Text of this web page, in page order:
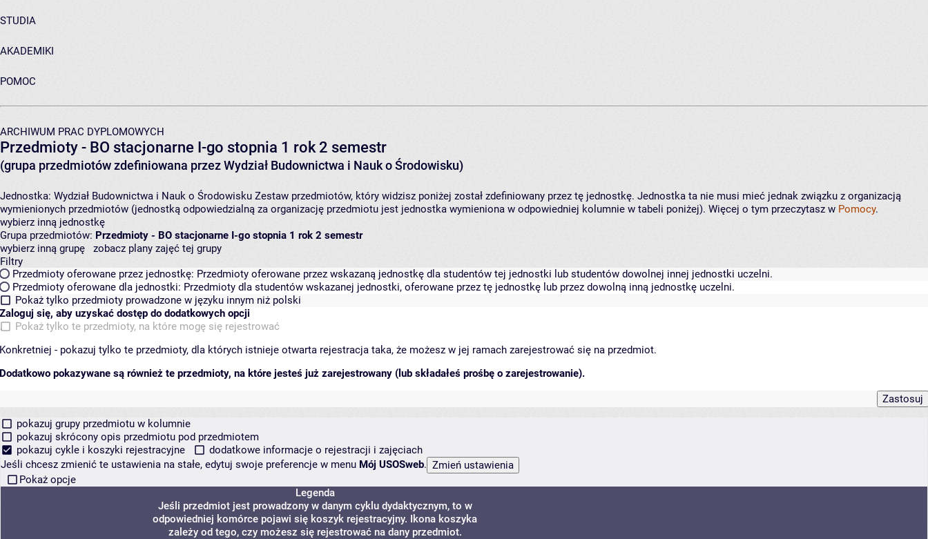
STUDIA
AKADEMIKI
POMOC
ARCHIWUM PRAC DYPLOMOWYCH
Przedmioty - BO stacjonarne I-go stopnia 1 rok 2 semestr
(grupa przedmiotów zdefiniowana przez Wydział Budownictwa i Nauk o Środowisku)
Jednostka: Wydział Budownictwa i Nauk o Środowisku Zestaw przedmiotów, który widzisz poniżej został zdefiniowany przez tę jednostkę. Jednostka ta nie musi mieć jednak związku z organizacją
wymienionych przedmiotów (jednostką odpowiedzialną za organizację przedmiotu jest jednostka wymieniona w odpowiedniej kolumnie w tabeli poniżej). Więcej o tym przeczytasz w Pomocy.
wybierz inną jednostkę
Grupa przedmiotów: Przedmioty - BO stacjonarne I-go stopnia 1 rok 2 semestr
wybierz inną grupę
zobacz plany zajęć tej grupy
Filtry
Przedmioty oferowane przez jednostkę: Przedmioty oferowane przez wskazaną jednostkę dla studentów tej jednostki lub studentów dowolnej innej jednostki uczelni.
Przedmioty oferowane dla jednostki: Przedmioty dla studentów wskazanej jednostki, oferowane przez tę jednostkę lub przez dowolną inną jednostkę uczelni.
Pokaż tylko przedmioty prowadzone w języku innym niż polski
Zaloguj się, aby uzyskać dostęp do dodatkowych opcji
Pokaż tylko te przedmioty, na które mogę się rejestrować
Konkretniej - pokazuj tylko te przedmioty, dla których istnieje otwarta rejestracja taka, że możesz w jej ramach zarejestrować się na przedmiot.
Dodatkowo pokazywane są również te przedmioty, na które jesteś już zarejestrowany (lub składałeś prośbę o zarejestrowanie).
pokazuj grupy przedmiotu w kolumnie
pokazuj skrócony opis przedmiotu pod przedmiotem
pokazuj cykle i koszyki rejestracyjne
dodatkowe informacje o rejestracji i zajęciach
Jeśli chcesz zmienić te ustawienia na stałe, edytuj swoje preferencje w menu Mój USOSweb.
Pokaż opcje
Legenda
Jeśli przedmiot jest prowadzony w danym cyklu dydaktycznym, to w
odpowiedniej komórce pojawi się koszyk rejestracyjny. Ikona koszyka
zależy od tego, czy możesz się rejestrować na dany przedmiot.